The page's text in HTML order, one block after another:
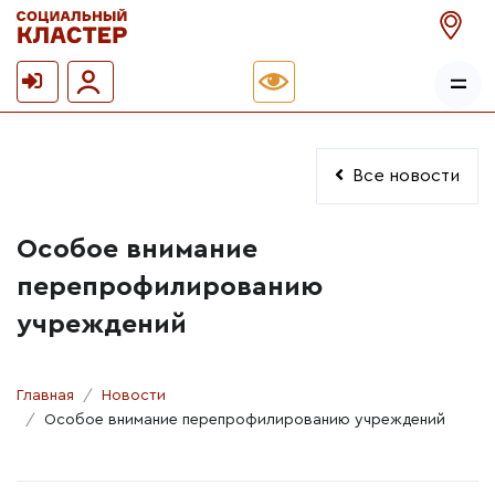
Все новости
Особое внимание
перепрофилированию
учреждений
Главная
Новости
Особое внимание перепрофилированию учреждений